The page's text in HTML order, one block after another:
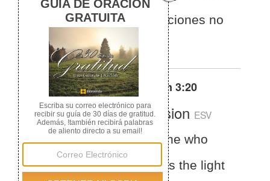
a la luz para que sus acciones no
sean expuestas.
Otras traducciones de Juan 3:20
English Standard Version ESV
John 3:20 For everyone who
does wicked things hates the light